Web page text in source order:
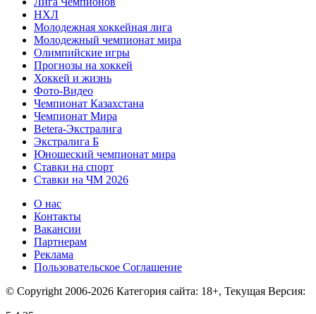
НХЛ
Молодежная хоккейная лига
Молодежный чемпионат мира
Олимпийские игры
Прогнозы на хоккей
Хоккей и жизнь
Фото-Видео
Чемпионат Казахстана
Чемпионат Мира
Betera-Экстралига
Экстралига Б
Юношеский чемпионат мира
Ставки на спорт
Ставки на ЧМ 2026
О нас
Контакты
Вакансии
Партнерам
Реклама
Пользовательское Соглашение
© Copyright 2006-2026 Категория сайта: 18+, Текущая Версия: